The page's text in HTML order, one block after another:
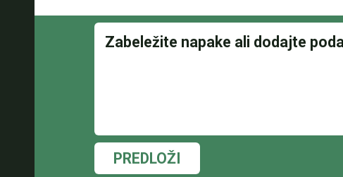
PREDLOŽI